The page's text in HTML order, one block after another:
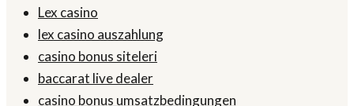
Lex casino
lex casino auszahlung
casino bonus siteleri
baccarat live dealer
casino bonus umsatzbedingungen